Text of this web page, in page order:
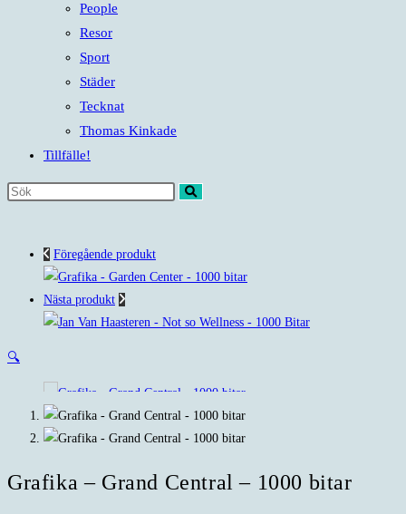
People
Resor
Sport
Städer
Tecknat
Thomas Kinkade
Tillfälle!
Sök
webbplatsFöregående produkt
Nästa produkt
🔍
Grafika – Grand Central – 1000 bitar